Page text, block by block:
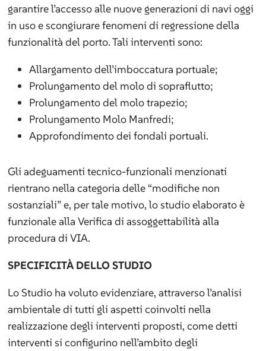
garantire l’accesso alle nuove generazioni di navi oggi
in uso e scongiurare fenomeni di regressione della
funzionalità del porto. Tali interventi sono:
Allargamento dell’imboccatura portuale;
Prolungamento del molo di sopraflutto;
Prolungamento del molo trapezio;
Prolungamento Molo Manfredi;
Approfondimento dei fondali portuali.
Gli adeguamenti tecnico-funzionali menzionati
rientrano nella categoria delle “modifiche non
sostanziali” e, per tale motivo, lo studio elaborato è
funzionale alla Verifica di assoggettabilità alla
procedura di VIA.
SPECIFICITÀ DELLO STUDIO
Lo Studio ha voluto evidenziare, attraverso l’analisi
ambientale di tutti gli aspetti coinvolti nella
realizzazione degli interventi proposti, come detti
interventi si configurino nell’ambito degli